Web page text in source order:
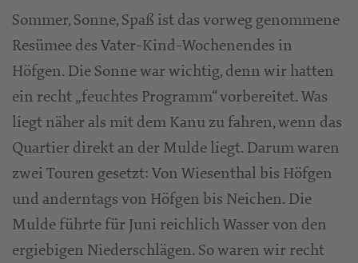
o
Sommer, Sonne, Spaß ist das vorweg genommene
Resümee des Vater-Kind-Wochenendes in
Höfgen. Die Sonne war wichtig, denn wir hatten
ein recht „feuchtes Programm“ vorbereitet. Was
liegt näher als mit dem Kanu zu fahren, wenn das
Quartier direkt an der Mulde liegt. Darum waren
zwei Touren gesetzt: Von Wiesenthal bis Höfgen
und anderntags von Höfgen bis Neichen. Die
Mulde führte für Juni reichlich Wasser von den
ergiebigen Niederschlägen. So waren wir recht